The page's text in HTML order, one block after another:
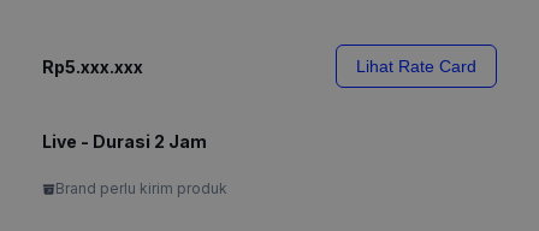
Rp5.xxx.xxx Lihat Rate Card
Live - Durasi 2 Jam
Brand perlu kirim produk